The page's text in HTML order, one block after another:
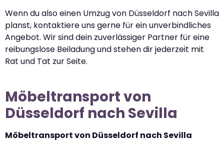
Wenn du also einen Umzug von Düsseldorf nach Sevilla
planst, kontaktiere uns gerne für ein unverbindliches
Angebot. Wir sind dein zuverlässiger Partner für eine
reibungslose Beiladung und stehen dir jederzeit mit
Rat und Tat zur Seite.
Möbeltransport von
Düsseldorf nach Sevilla
Möbeltransport von Düsseldorf nach Sevilla